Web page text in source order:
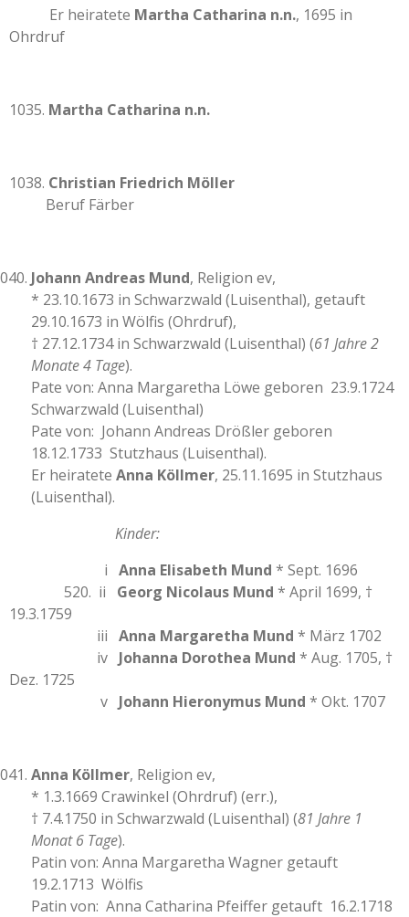
Er heiratete Martha Catharina n.n., 1695 in
Ohrdruf
1035. Martha Catharina n.n.
1038. Christian Friedrich Möller
Beruf Färber
Johann Andreas Mund, Religion ev,
* 23.10.1673 in Schwarzwald (Luisenthal), getauft
29.10.1673 in Wölfis (Ohrdruf),
† 27.12.1734 in Schwarzwald (Luisenthal) (61 Jahre 2
Monate 4 Tage).
Pate von: Anna Margaretha Löwe geboren 23.9.1724
Schwarzwald (Luisenthal)
Pate von: Johann Andreas Drößler geboren
18.12.1733 Stutzhaus (Luisenthal).
Er heiratete Anna Köllmer, 25.11.1695 in Stutzhaus
(Luisenthal).
Kinder:
i Anna Elisabeth Mund * Sept. 1696
520. ii Georg Nicolaus Mund * April 1699, †
19.3.1759
iii Anna Margaretha Mund * März 1702
iv Johanna Dorothea Mund * Aug. 1705, †
Dez. 1725
v Johann Hieronymus Mund * Okt. 1707
Anna Köllmer, Religion ev,
* 1.3.1669 Crawinkel (Ohrdruf) (err.),
† 7.4.1750 in Schwarzwald (Luisenthal) (81 Jahre 1
Monat 6 Tage).
Patin von: Anna Margaretha Wagner getauft
19.2.1713 Wölfis
Patin von: Anna Catharina Pfeiffer getauft 16.2.1718